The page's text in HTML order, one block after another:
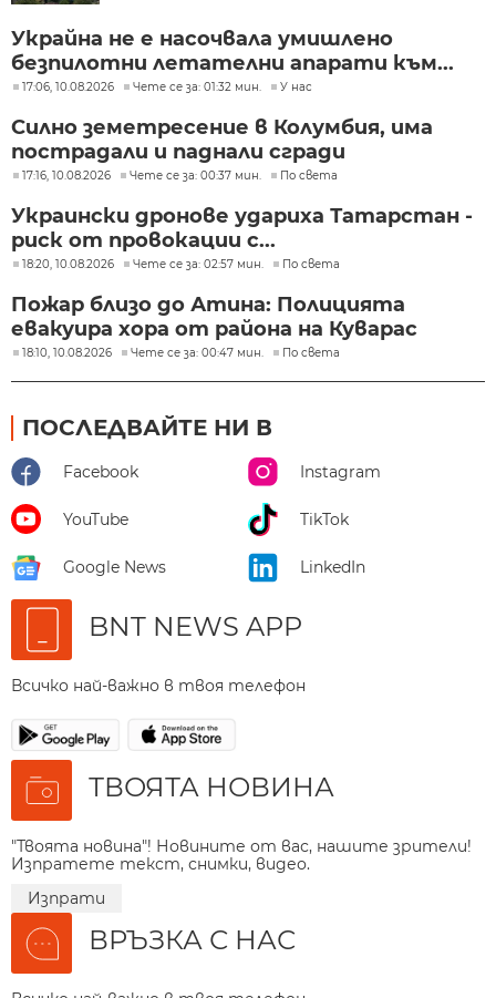
Украйна не е насочвала умишлено
безпилотни летателни апарати към...
17:06, 10.08.2026 Чете се за: 01:32 мин. У нас
Силно земетресение в Колумбия, има
пострадали и паднали сгради
17:16, 10.08.2026 Чете се за: 00:37 мин. По света
Украински дронове удариха Татарстан -
риск от провокации с...
18:20, 10.08.2026 Чете се за: 02:57 мин. По света
Пожар близо до Атина: Полицията
евакуира хора от района на Куварас
18:10, 10.08.2026 Чете се за: 00:47 мин. По света
ПОСЛЕДВАЙТЕ НИ В
Facebook Instagram
YouTube TikTok
Google News LinkedIn
BNT NEWS APP
Всичко най-важно в твоя телефон
ТВОЯТА НОВИНА
"Твоята новина"! Новините от вас, нашите зрители!
Изпратете текст, снимки, видео.
Изпрати
ВРЪЗКА С НАС